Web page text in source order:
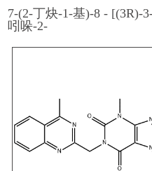
7-(2-丁炔-1-基)-8 - [(3R)-
吲哚-2-
材
务
实
闻
资